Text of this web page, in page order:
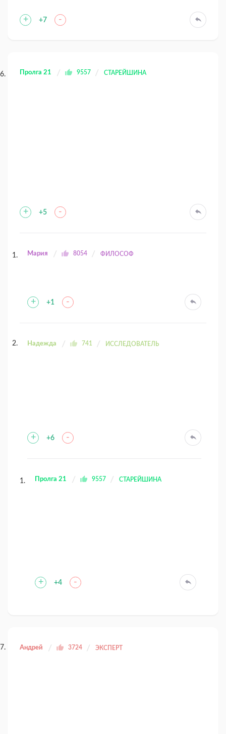
+ +7 -
Пролга 21 9557 СТАРЕЙШИНА
+ +5 -
Мария 8054 ФИЛОСОФ
+ +1 -
Надежда 741 ИССЛЕДОВАТЕЛЬ
+ +6 -
Пролга 21 9557 СТАРЕЙШИНА
+ +4 -
Андрей 3724 ЭКСПЕРТ